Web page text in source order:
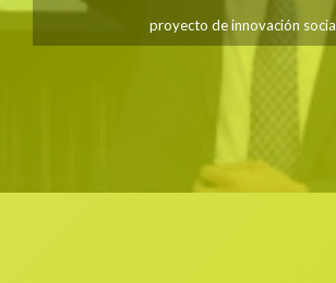
proyecto de innovación